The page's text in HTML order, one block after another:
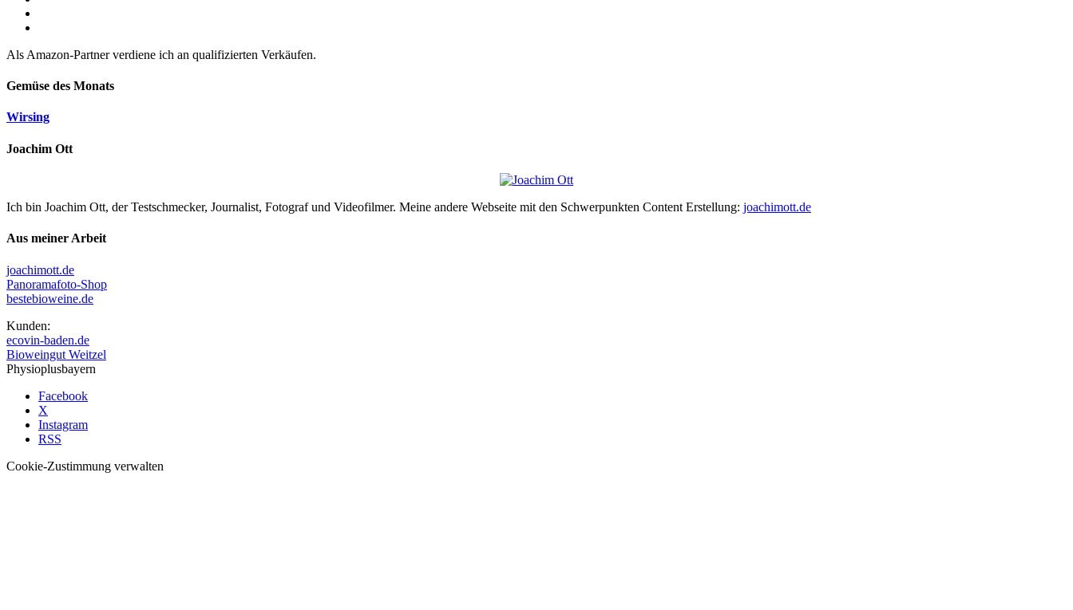
Als Amazon-Partner verdiene ich an qualifizierten Verkäufen.
Gemüse des Monats
Wirsing
Joachim Ott
Ich bin Joachim Ott, der Testschmecker, Journalist, Fotograf und Videofilmer. Meine andere Webseite mit den Schwerpunkten Content Erstellung: joachimott.de
Aus meiner Arbeit
joachimott.de
Panoramafoto-Shop
bestebioweine.de
Kunden:
ecovin-baden.de
Bioweingut Weitzel
Physioplusbayern
Facebook
X
Instagram
RSS
Cookie-Zustimmung verwalten